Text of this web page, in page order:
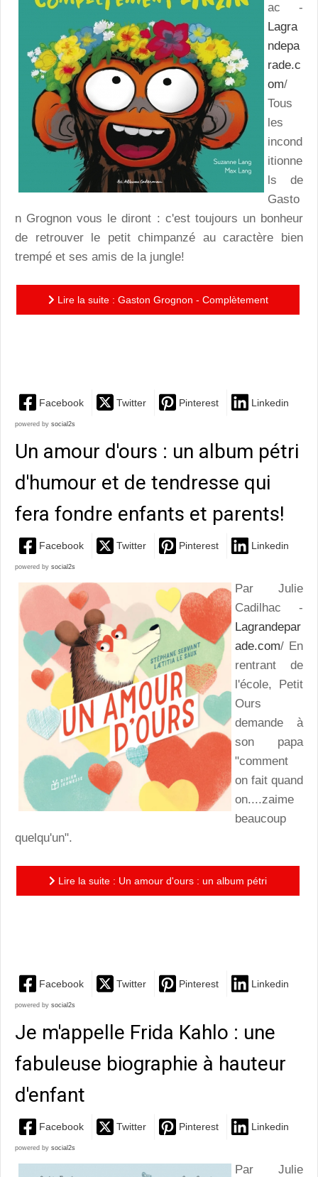
ac -
Lagra
ndepa
rade.c
om/
Tous
les
incond
itionne
ls de
Gasto
n Grognon vous le diront : c'est toujours un bonheur
de retrouver le petit chimpanzé au caractère bien
trempé et ses amis de la jungle!
Lire la suite : Gaston Grognon - Complètement
Facebook Twitter Pinterest Linkedin
powered by social2s
Un amour d'ours : un album pétri
d'humour et de tendresse qui
fera fondre enfants et parents!
Facebook Twitter Pinterest Linkedin
powered by social2s
Par Julie
Cadilhac -
Lagrandepar
ade.com/ En
rentrant de
l'école, Petit
Ours
demande à
son papa
"comment
on fait quand
on....zaime
beaucoup
quelqu'un".
Lire la suite : Un amour d'ours : un album pétri
Facebook Twitter Pinterest Linkedin
powered by social2s
Je m'appelle Frida Kahlo : une
fabuleuse biographie à hauteur
d'enfant
Facebook Twitter Pinterest Linkedin
powered by social2s
Par Julie